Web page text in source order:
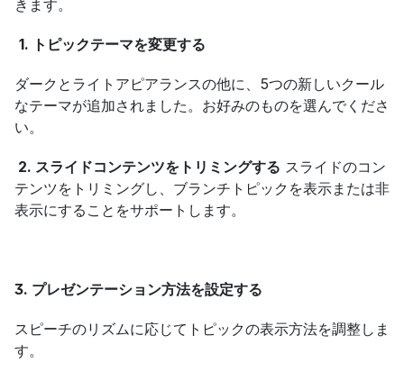
きます。
1. トピックテーマを変更する
ダークとライトアピアランスの他に、5つの新しいクール
なテーマが追加されました。お好みのものを選んでくださ
い。
2. スライドコンテンツをトリミングする スライドのコン
テンツをトリミングし、ブランチトピックを表示または非
表示にすることをサポートします。
3. プレゼンテーション方法を設定する
スピーチのリズムに応じてトピックの表示方法を調整しま
す。